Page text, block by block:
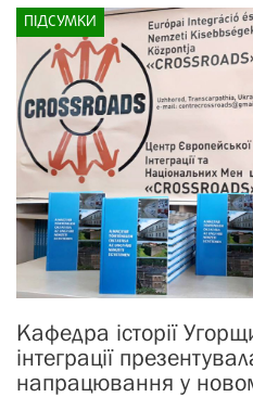
ПІДСУМКИ
Кафедра історії
інтеграції
напрацювання у